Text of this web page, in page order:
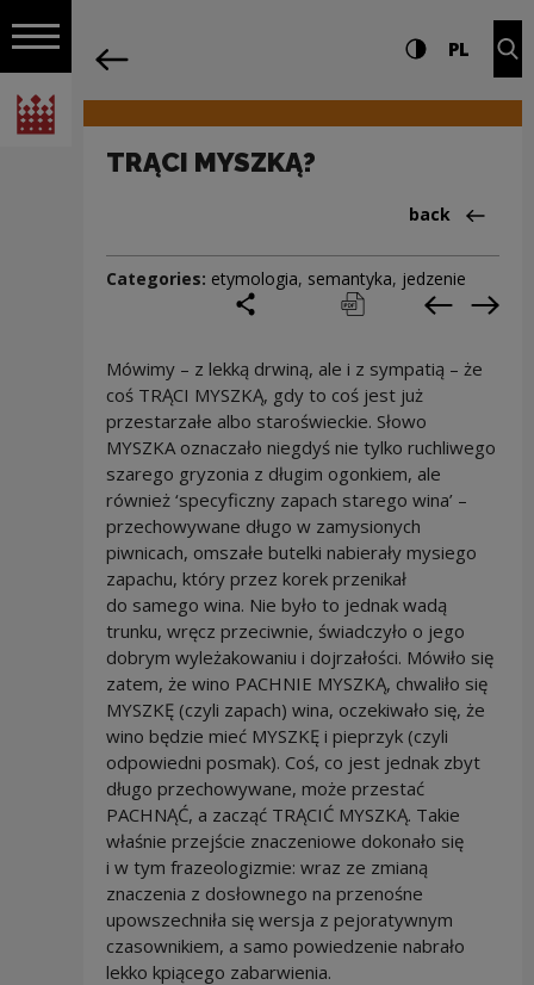
Open navigation
National Centre for Culture Poland
Navigation Settings and search
High contrast
PL
TRĄCI MYSZKĄ?
Back
back
Categories: etymologia, semantyka, jedzenie
print pobierz Previous
Mówimy – z lekką drwiną, ale i z sympatią – że
coś TRĄCI MYSZKĄ, gdy to coś jest już
przestarzałe albo staroświeckie. Słowo
MYSZKA oznaczało niegdyś nie tylko ruchliwego
szarego gryzonia z długim ogonkiem, ale
również ‘specyficzny zapach starego wina’ –
przechowywane długo w zamysionych
piwnicach, omszałe butelki nabierały mysiego
zapachu, który przez korek przenikał
do samego wina. Nie było to jednak wadą
trunku, wręcz przeciwnie, świadczyło o jego
dobrym wyleżakowaniu i dojrzałości. Mówiło się
zatem, że wino PACHNIE MYSZKĄ, chwaliło się
MYSZKĘ (czyli zapach) wina, oczekiwało się, że
wino będzie mieć MYSZKĘ i pieprzyk (czyli
odpowiedni posmak). Coś, co jest jednak zbyt
długo przechowywane, może przestać
PACHNĄĆ, a zacząć TRĄCIĆ MYSZKĄ. Takie
właśnie przejście znaczeniowe dokonało się
i w tym frazeologizmie: wraz ze zmianą
znaczenia z dosłownego na przenośne
upowszechniła się wersja z pejoratywnym
czasownikiem, a samo powiedzenie nabrało
lekko kpiącego zabarwienia.